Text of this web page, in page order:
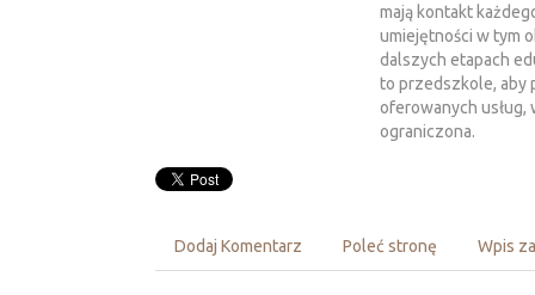
mają kontakt
umiejętności w tym
dalszych etapach
to przedszkole, aby
oferowanych usług,
ograniczona.
Dodaj Komentarz Poleć stronę Wpis